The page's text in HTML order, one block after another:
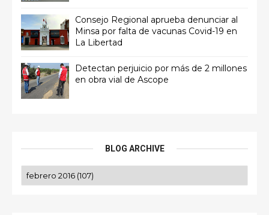
Consejo Regional aprueba denunciar al
Minsa por falta de vacunas Covid-19 en
La Libertad
Detectan perjuicio por más de 2 millones
en obra vial de Ascope
BLOG ARCHIVE